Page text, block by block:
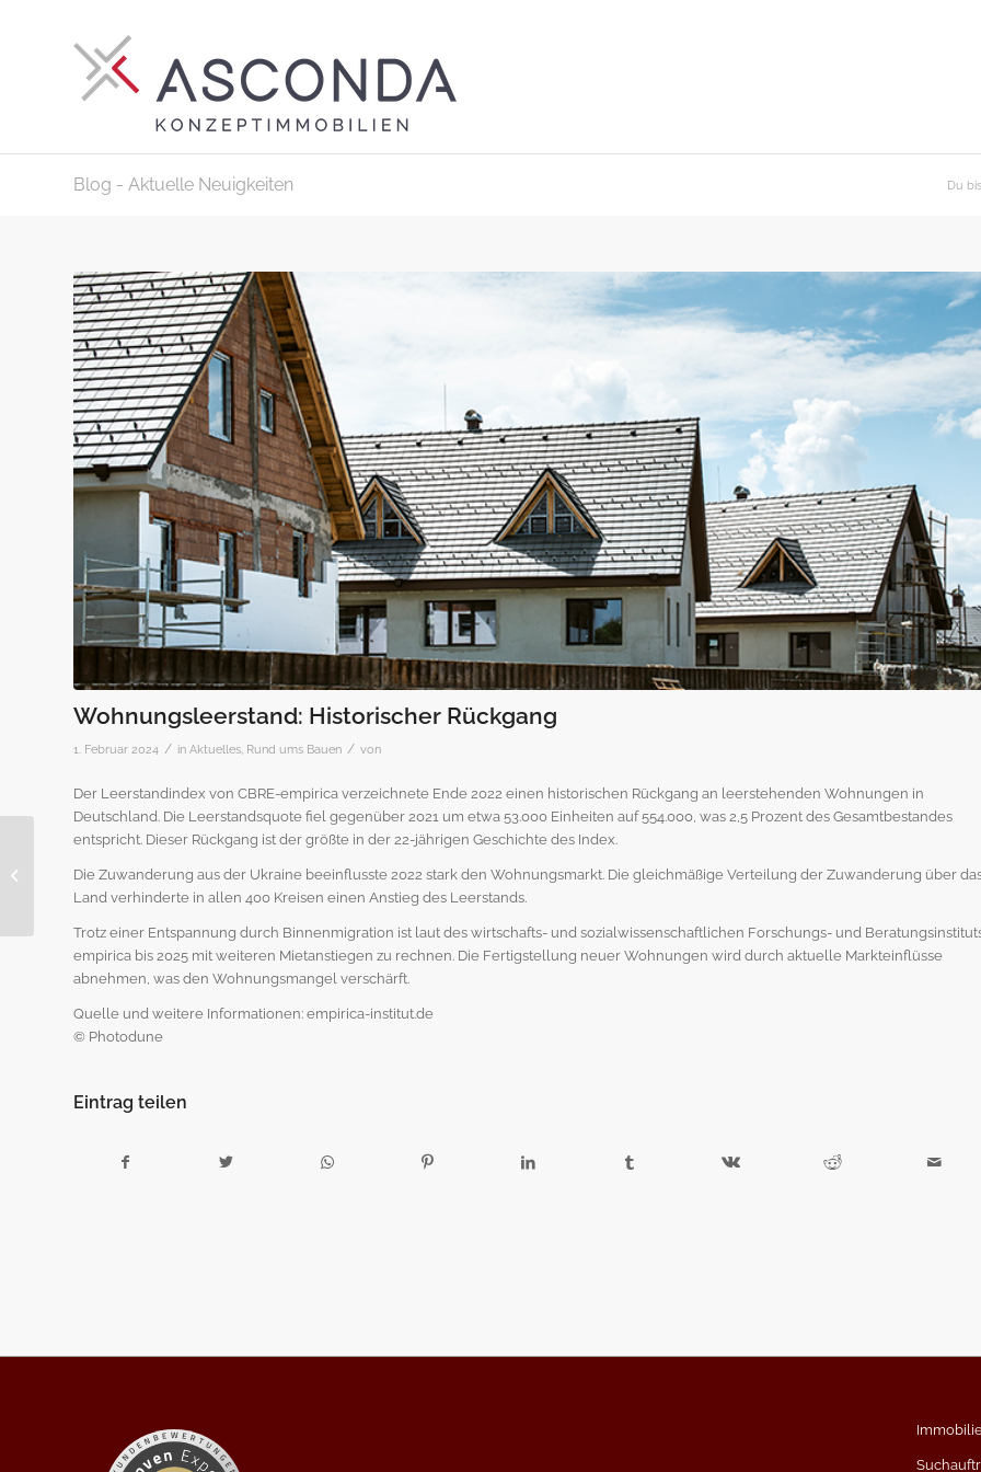
Blog - Aktuelle Neuigkeiten Du
Wohnungsleerstand: Historischer Rückgang
1. Februar 2024 / in Aktuelles Rund ums Bauen / von
Der Leerstandindex von CBRE-empirica verzeichnete Ende 2022 einen historischen Rückgang an leerstehenden Wohnungen in
Deutschland. Die Leerstandsquote fiel gegenüber 2021 um etwa 53.000 Einheiten auf 554.000, was 2,5 Prozent des Gesamtbestandes
entspricht. Dieser Rückgang ist der größte in der 22-jährigen Geschichte des Index.
Die Zuwanderung aus der Ukraine beeinflusste 2022 stark den Wohnungsmarkt. Die gleichmäßige Verteilung der Zuwanderung über
Land verhinderte in allen 400 Kreisen einen Anstieg des Leerstands.
Trotz einer Entspannung durch Binnenmigration ist laut des wirtschafts- und sozialwissenschaftlichen Forschungs- und
empirica bis 2025 mit weiteren Mietanstiegen zu rechnen. Die Fertigstellung neuer Wohnungen wird durch aktuelle Markteinflüsse
abnehmen, was den Wohnungsmangel verschärft.
Quelle und weitere Informationen: empirica-institut.de
© Photodune
Eintrag teilen